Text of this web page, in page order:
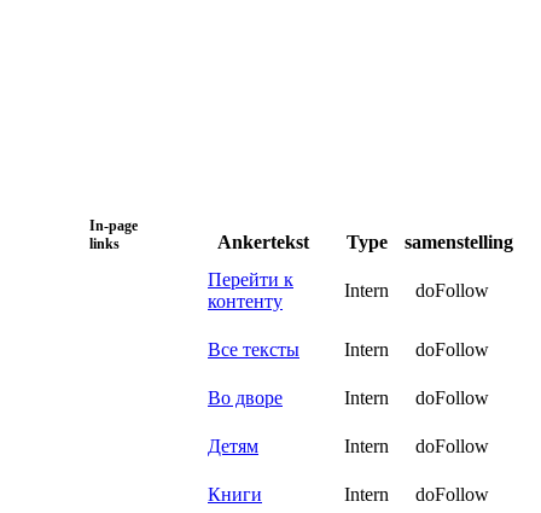
In-page
links
Ankertekst Type
samenstelling
Перейти к
контенту
Intern doFollow
Все тексты Intern doFollow
Во дворе Intern doFollow
Детям Intern doFollow
Книги Intern doFollow